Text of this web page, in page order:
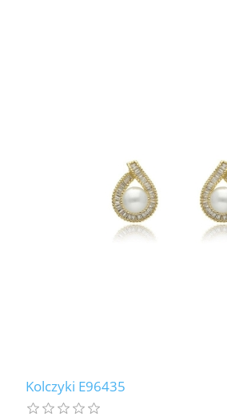
Kolczyki E96435